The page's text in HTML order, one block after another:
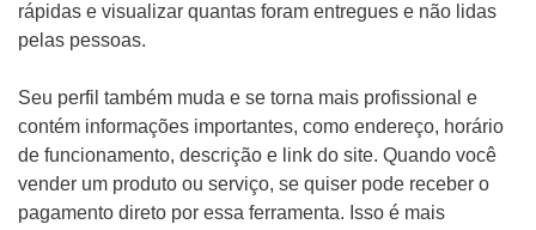
rápidas e visualizar quantas foram entregues e não lidas
pelas pessoas.
Seu perfil também muda e se torna mais profissional e
contém informações importantes, como endereço, horário
de funcionamento, descrição e link do site. Quando você
vender um produto ou serviço, se quiser pode receber o
pagamento direto por essa ferramenta. Isso é mais